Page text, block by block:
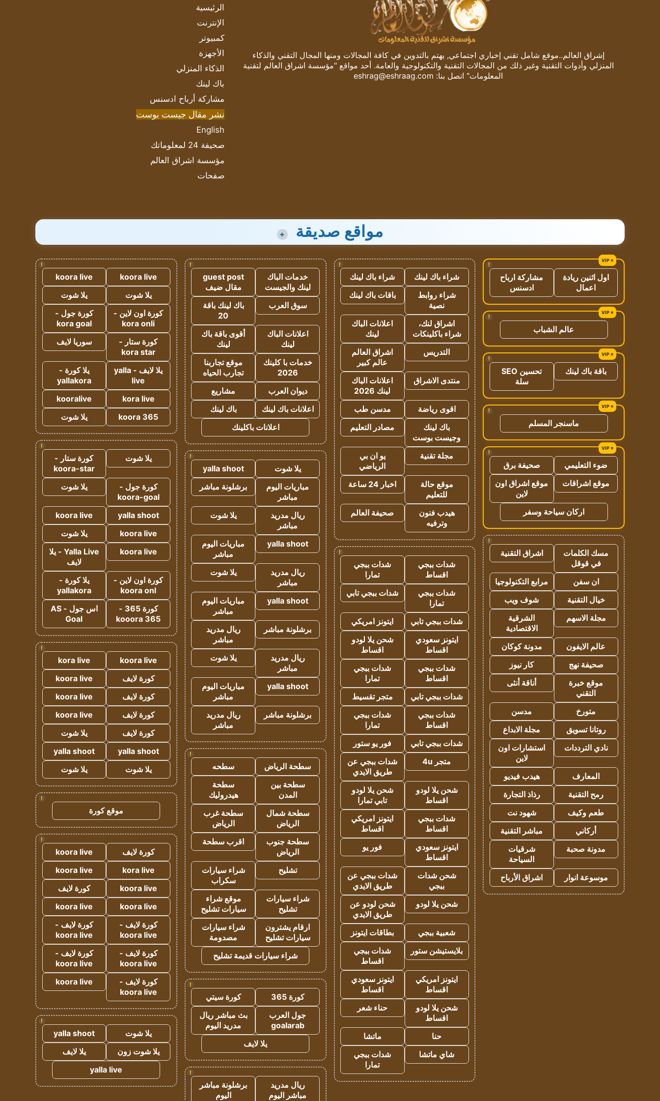
إشراق العالم..موقع شامل تقني إخباري اجتماعي, يهتم بالتدوين في كافة المجالات ومنها المجال التقني والذكاء
المنزلي وأدوات التقنية وغير ذلك من المجالات التقنية والتكنولوجية والعامة. أحد مواقع "مؤسسة اشراق العالم لتقنية
المعلومات" اتصل بنا: eshrag@eshraag.com
الرئيسية
الإنترنت
كمبيوتر
الأجهزة
الذكاء المنزلي
باك لينك
مشاركة أرباح ادسنس
نشر مقال جيست بوست
English
صحيفة 24 لمعلوماتك
مؤسسة اشراق العالم
صفحات
مواقع صديقة +
!
اول اثنين ريادة
اعمال
مشاركة ارباح
ادسنس
!
عالم الشباب
!
باقة باك لينك
تحسين SEO
سلة
!
ماسنجر المسلم
!
ضوء التعليمي
صحيفة برق
موقع اشراقات
موقع اشراق اون
لاين
اركان سياحة وسفر
!
مسك الكلمات
في قوقل
اشراق التقنية
ان سفن
مرابع التكنولوجيا
خيال التقنية
شوف ويب
مجلة الاسهم
الشرقية
الاقتصادية
عالم الايفون
مدونة كوكان
صحيفة نهج
كار نيوز
موقع خبرة
التقني
أناقة أنثى
متورخ
مدسن
روتانا تسويق
مجلة الابداع
نادي الترددات
استشارات اون
لاين
المعارف
هيدب فيديو
رمح التقنية
رذاذ التجارة
طعم وكيف
شهود نت
أركاني
مباشر التقنية
مدونة صحبة
شرقيات
السياحة
موسوعة انوار
اشراق الأرباح
!
شراء باك لينك
شراء باك لينك
شراء روابط
نصية
باقات باك لينك
اشراق لنك،
شراء باكلينكات
اعلانات الباك
لينك
التدريس
اشراق العالم
عالم كبير
منتدى الاشراق
اعلانات الباك
لينك 2026
اقوى رياضة
مدسن طب
باك لينك
وجيست بوست
مصادر التعليم
مجلة تقنية
يو ان بي
الرياضي
موقع حالة
للتعليم
اخبار 24 ساعة
هيدب فنون
وترفيه
صحيفة العالم
!
شدات ببجي
اقساط
شدات ببجي
تمارا
شدات ببجي
تمارا
شدات ببجي تابي
شدات ببجي تابي
ايتونز امريكي
ايتونز سعودي
اقساط
شحن يلا لودو
اقساط
شدات ببجي
اقساط
شدات ببجي
تمارا
شدات ببجي تابي
متجر تقسيط
شدات ببجي
اقساط
شدات ببجي
تمارا
شدات ببجي تابي
فور يو ستور
متجر 4u
شدات ببجي عن
طريق الايدي
شحن يلا لودو
اقساط
شحن يلا لودو
تابي تمارا
شدات ببجي
اقساط
ايتونز امريكي
اقساط
ايتونز سعودي
اقساط
فور يو
شحن شدات
ببجي
شدات ببجي عن
طريق الايدي
شحن يلا لودو
شحن لودو عن
طريق الايدي
شعبية ببجي
بطاقات ايتونز
بلايستيشن ستور
شدات ببجي
اقساط
ايتونز امريكي
اقساط
ايتونز سعودي
اقساط
شحن يلا لودو
اقساط
حناء شعر
حنا
ماتشا
شاي ماتشا
شدات ببجي
تمارا
!
خدمات الباك
لينك والجيست
guest post
مقال ضيف
سوق العرب
باك لينك باقة
20
اعلانات الباك
لينك
أقوى باقة باك
لينك
خدمات با كلينك
2026
موقع تجاربنا
تجارب الحياه
ديوان العرب
مشاريع
اعلانات باك لينك
باك لينك
اعلانات باكلينك
!
يلا شوت
yalla shoot
مباريات اليوم
مباشر
برشلونة مباشر
ريال مدريد
مباشر
يلا شوت
yalla shoot
مباريات اليوم
مباشر
ريال مدريد
مباشر
يلا شوت
yalla shoot
مباريات اليوم
مباشر
برشلونة مباشر
ريال مدريد
مباشر
ريال مدريد
مباشر
يلا شوت
yalla shoot
مباريات اليوم
مباشر
برشلونة مباشر
ريال مدريد
مباشر
!
سطحة الرياض
سطحه
سطحة بين
المدن
سطحة
هيدروليك
سطحة شمال
الرياض
سطحة غرب
الرياض
سطحة جنوب
الرياض
اقرب سطحة
تشليح
شراء سيارات
سكراب
شراء سيارات
تشليح
موقع شراء
سيارات تشليح
ارقام يشترون
سيارات تشليح
شراء سيارات
مصدومة
شراء سيارات قديمة تشليح
!
كورة 365
كورة سيتي
جول العرب
goalarab
بث مباشر ريال
مدريد اليوم
يلا لايف
!
ريال مدريد
مباشر اليوم
برشلونة مباشر
اليوم
!
koora live
koora live
يلا شوت
يلا شوت
كورة اون لاين -
kora onli
كورة جول -
kora goal
كورة ستار -
kora star
سوريا لايف
يلا لايف - yalla
live
يلا كورة -
yallakora
kora live
kooralive
koora 365
يلا شوت
!
يلا شوت
كورة ستار -
koora-star
كورة جول -
koora-goal
يلا شوت
yalla shoot
koora live
koora live
يلا شوت
koora live
Yalla Live - يلا
لايف
كورة اون لاين -
koora onl
يلا كورة -
yallakora
كورة 365 -
kooora 365
اس جول - AS
Goal
!
koora live
kora live
كورة لايف
koora live
كورة لايف
koora live
كورة لايف
koora live
كورة لايف
يلا شوت
yalla shoot
yalla shoot
يلا شوت
يلا شوت
!
موقع كورة
!
كورة لايف
koora live
kora live
koora live
koora live
كورة لايف
koora live
koora live
كورة لايف -
koora live
كورة لايف -
koora live
كورة لايف -
koora live
كورة لايف -
koora live
كورة لايف -
koora live
koora live
!
يلا شوت
yalla shoot
يلا شوت زون
يلا لايف
yalla live